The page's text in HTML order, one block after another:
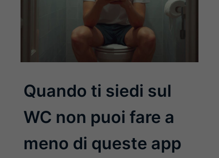
Quando ti siedi sul
WC non puoi fare a
meno di queste app